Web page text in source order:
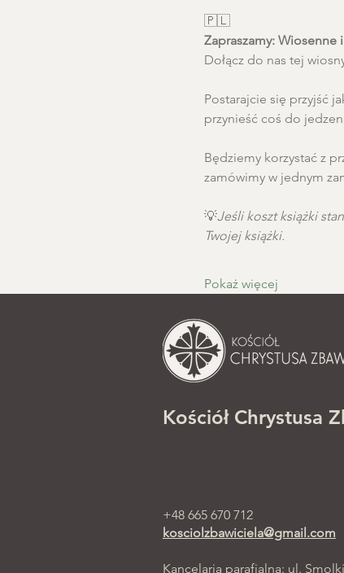
🇵🇱
Zapraszamy:
Dołącz do nas tej
Postarajcie się przyjść
przynieść coś do
Będziemy korzystać z
zamówimy w jednym
💡Jeśli koszt książki
Twojej książki.
Pokaż więcej
Kościół Chrystusa
+48 665 670 712
kosciolzbawiciela@gmail.com
Kancelaria parafialna: ul.